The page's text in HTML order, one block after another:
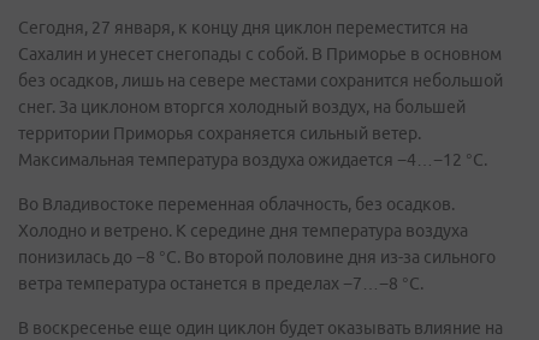
Сегодня, 27 января, к концу дня циклон переместится на
Сахалин и унесет снегопады с собой. В Приморье в основном
без осадков, лишь на севере местами сохранится небольшой
снег. За циклоном вторгся холодный воздух, на большей
территории Приморья сохраняется сильный ветер.
Максимальная температура воздуха ожидается −4…−12 °С.
Во Владивостоке переменная облачность, без осадков.
Холодно и ветрено. К середине дня температура воздуха
понизилась до −8 °С. Во второй половине дня из-за сильного
ветра температура останется в пределах −7…−8 °С.
В воскресенье еще один циклон будет оказывать влияние на